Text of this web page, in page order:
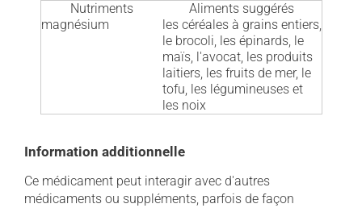
Nutriments
Aliments suggérés
magnésium
les céréales à grains entiers,
le brocoli, les épinards, le
maïs, l'avocat, les produits
laitiers, les fruits de mer, le
tofu, les légumineuses et
les noix
Information additionnelle
Ce médicament peut interagir avec d'autres
médicaments ou suppléments, parfois de façon